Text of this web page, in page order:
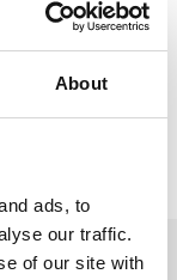
About
ads, to
our traffic.
of our site with